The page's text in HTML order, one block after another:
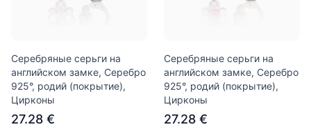
Серебряные серьги на
английском замке, Серебро
925°, родий (покрытие),
Цирконы
27.28 €
Серебряные серьги на
английском замке, Серебро
925°, родий (покрытие),
Цирконы
27.28 €